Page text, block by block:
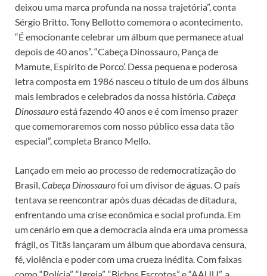
deixou uma marca profunda na nossa trajetória”, conta
Sérgio Britto. Tony Bellotto comemora o acontecimento.
“É emocionante celebrar um álbum que permanece atual
depois de 40 anos”. “Cabeça Dinossauro, Pança de
Mamute, Espírito de Porco’. Dessa pequena e poderosa
letra composta em 1986 nasceu o título de um dos álbuns
mais lembrados e celebrados da nossa história. Cabeça
Dinossauroestá fazendo 40 anos e é com imenso prazer
que comemoraremos com nosso público essa data tão
especial”, completa Branco Mello.
Lançado em meio ao processo de redemocratização do
Brasil, Cabeça Dinossaurofoi um divisor de águas. O país
tentava se reencontrar após duas décadas de ditadura,
enfrentando uma crise econômica e social profunda. Em
um cenário em que a democracia ainda era uma promessa
frágil, os Titãs lançaram um álbum que abordava censura,
fé, violência e poder com uma crueza inédita. Com faixas
como “Polícia”, “Igreja”, “Bichos Escrotos” e “AAUU”, a